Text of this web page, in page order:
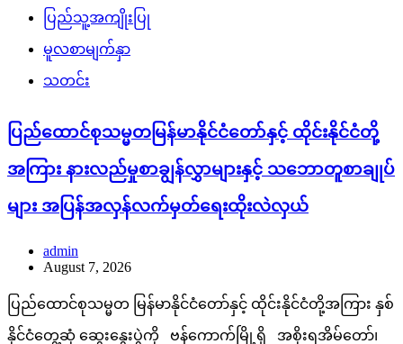
ပြည်သူ့အကျိုးပြု
မူလစာမျက်နှာ
သတင်း
ပြည်ထောင်စုသမ္မတမြန်မာနိုင်ငံတော်နှင့် ထိုင်းနိုင်ငံတို့
အကြား နားလည်မှုစာချွန်လွှာများနှင့် သဘောတူစာချုပ်
များ အပြန်အလှန်လက်မှတ်ရေးထိုးလဲလှယ်
admin
August 7, 2026
ပြည်ထောင်စုသမ္မတ မြန်မာနိုင်ငံတော်နှင့် ထိုင်းနိုင်ငံတို့အကြား နှစ်
နိုင်ငံတွေ့ဆုံ ဆွေးနွေးပွဲကို ဗန်ကောက်မြို့ရှိ အစိုးရအိမ်တော်၊